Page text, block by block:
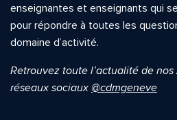
enseignantes et enseignants qui
pour répondre à toutes les
domaine d’activité.
Retrouvez toute l’actualité de
réseaux sociaux @cdmgeneve